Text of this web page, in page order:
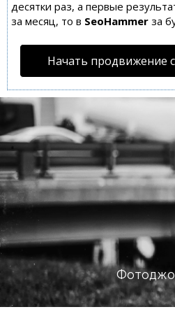
десятки раз, а первые
за месяц, то в SeoHammer за
Начать продвижение